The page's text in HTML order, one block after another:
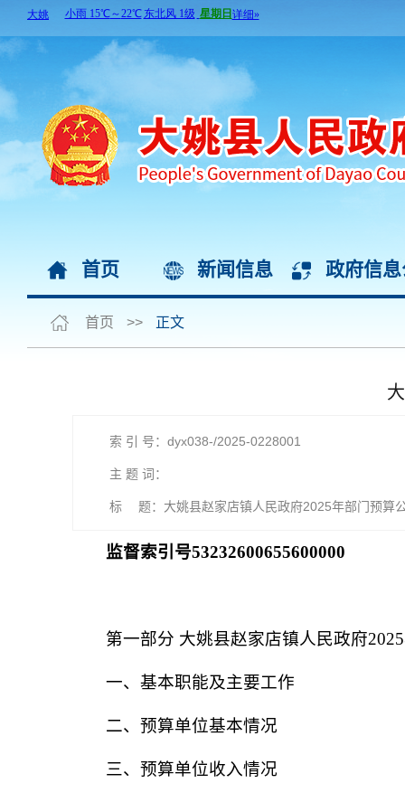
首页 新闻信息 政府信
首页 >> 正文
索 引 号：dyx038-/2025-0228001
主 题 词：
标 题：大姚县赵家店镇人民政府2025年部门预算
监督索引号53232600655600000
第一部分 大姚县赵家店镇人民政府2025
一、基本职能及主要工作
二、预算单位基本情况
三、预算单位收入情况